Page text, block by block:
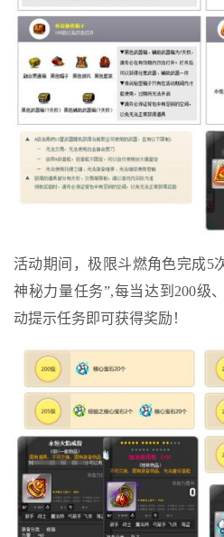
活动期间，极限斗燃角色完成5
神秘力量任务”,每当达到200级
动提示任务即可获得奖励！